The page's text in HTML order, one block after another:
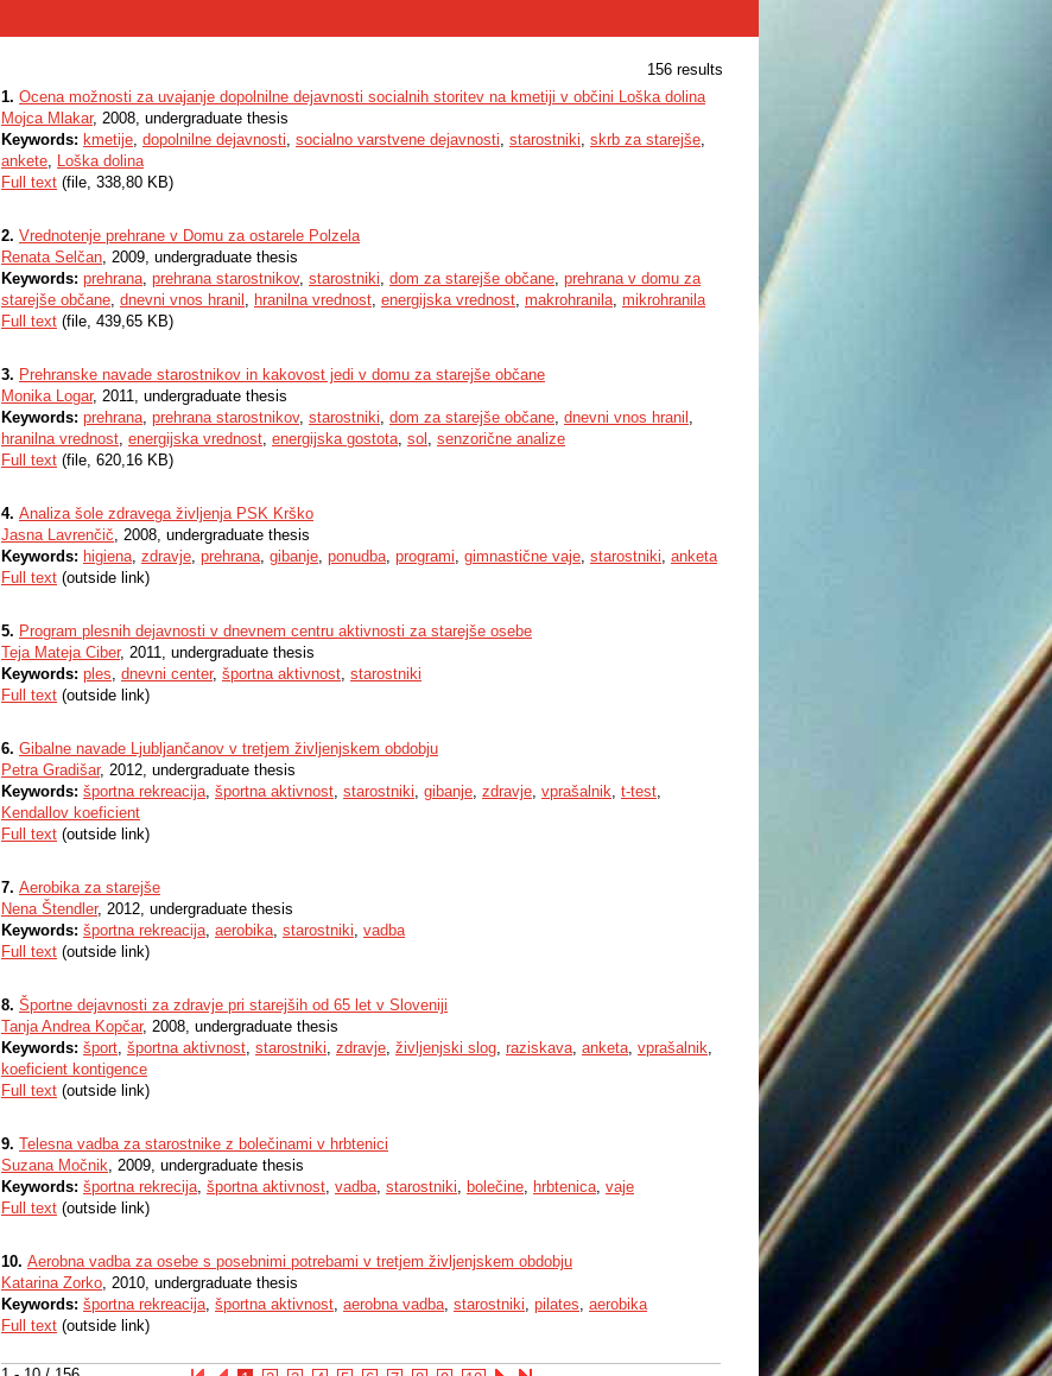
156 results
1. Ocena možnosti za uvajanje dopolnilne dejavnosti socialnih storitev na kmetiji v občini Loška dolina
Mojca Mlakar, 2008, undergraduate thesis
Keywords: kmetije, dopolnilne dejavnosti, socialno varstvene dejavnosti, starostniki, skrb za starejše,
ankete, Loška dolina
Full text (file, 338,80 KB)
2. Vrednotenje prehrane v Domu za ostarele Polzela
Renata Selčan, 2009, undergraduate thesis
Keywords: prehrana, prehrana starostnikov, starostniki, dom za starejše občane, prehrana v domu za
starejše občane, dnevni vnos hranil , hranilna vrednost, energijska vrednost, makrohranila, mikrohranila
Full text (file, 439,65 KB)
3. Prehranske navade starostnikov in kakovost jedi v domu za starejše občane
Monika Logar, 2011, undergraduate thesis
Keywords: prehrana, prehrana starostnikov, starostniki, dom za starejše občane, dnevni vnos hranil ,
hranilna vrednost, energijska vrednost, energijska gostota, sol , senzorične analize
Full text (file, 620,16 KB)
4. Analiza šole zdravega življenja PSK Krško
Jasna Lavrenčič, 2008, undergraduate thesis
Keywords: higiena, zdravje, prehrana, gibanje, ponudba, programi, gimnastične vaje, starostniki, anketa
Full text (outside link)
5. Program plesnih dejavnosti v dnevnem centru aktivnosti za starejše osebe
Teja Mateja Ciber, 2011, undergraduate thesis
Keywords: ples, dnevni center, športna aktivnost, starostniki
Full text (outside link)
6. Gibalne navade Ljubljančanov v tretjem življenjskem obdobju
Petra Gradišar, 2012, undergraduate thesis
Keywords: športna rekreacija, športna aktivnost, starostniki, gibanje, zdravje, vprašalnik, t-test,
Kendallov koeficient
Full text (outside link)
7. Aerobika za starejše
Nena Štendler, 2012, undergraduate thesis
Keywords: športna rekreacija, aerobika, starostniki, vadba
Full text (outside link)
8. Športne dejavnosti za zdravje pri starejših od 65 let v Sloveniji
Tanja Andrea Kopčar, 2008, undergraduate thesis
Keywords: šport, športna aktivnost, starostniki, zdravje, življenjski slog, raziskava, anketa, vprašalnik,
koeficient kontigence
Full text (outside link)
9. Telesna vadba za starostnike z bolečinami v hrbtenici
Suzana Močnik, 2009, undergraduate thesis
Keywords: športna rekrecija, športna aktivnost, vadba, starostniki, bolečine, hrbtenica, vaje
Full text (outside link)
10. Aerobna vadba za osebe s posebnimi potrebami v tretjem življenjskem obdobju
Katarina Zorko, 2010, undergraduate thesis
Keywords: športna rekreacija, športna aktivnost, aerobna vadba, starostniki, pilates, aerobika
Full text (outside link)